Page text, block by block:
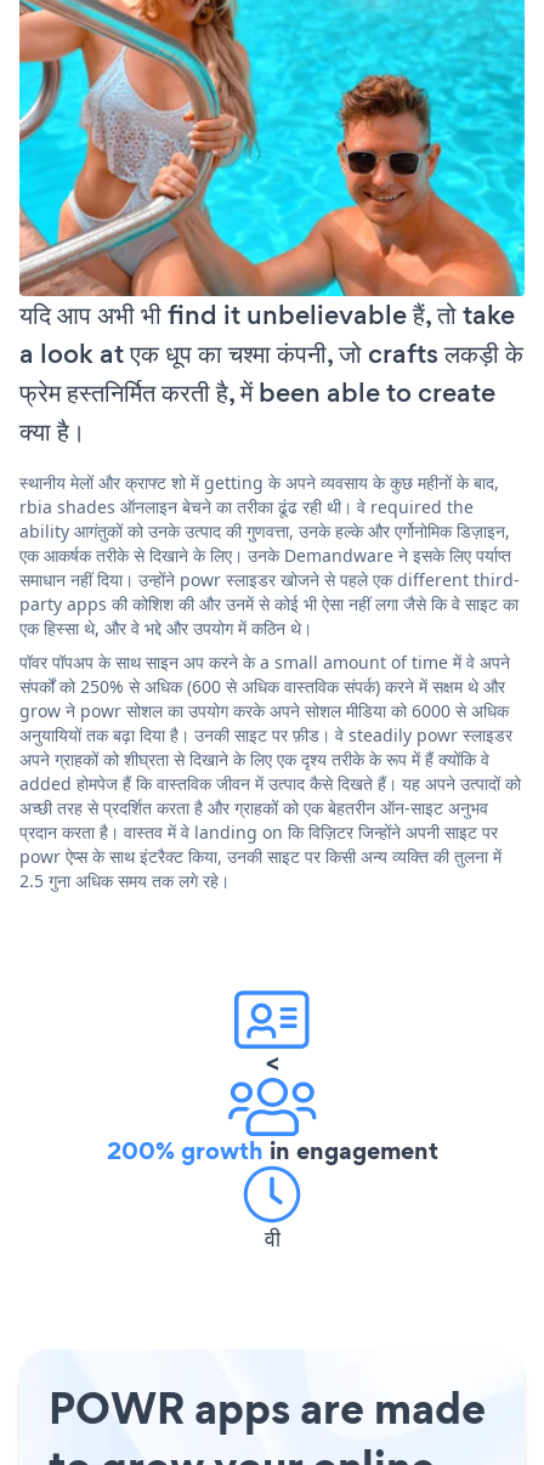
यदि आप अभी भी find it unbelievable हैं, तो take
a look at एक धूप का चश्मा कंपनी, जो crafts लकड़ी के
फ्रेम हस्तनिर्मित करती है, में been able to create
क्या है।
स्थानीय मेलों और क्राफ्ट शो में getting के अपने व्यवसाय के कुछ महीनों के बाद,
rbia shades ऑनलाइन बेचने का तरीका ढूंढ रही थी। वे required the
ability आगंतुकों को उनके उत्पाद की गुणवत्ता, उनके हल्के और एर्गोनोमिक डिज़ाइन,
एक आकर्षक तरीके से दिखाने के लिए। उनके Demandware ने इसके लिए पर्याप्त
समाधान नहीं दिया। उन्होंने powr स्लाइडर खोजने से पहले एक different third-
party apps की कोशिश की और उनमें से कोई भी ऐसा नहीं लगा जैसे कि वे साइट का
एक हिस्सा थे, और वे भद्दे और उपयोग में कठिन थे।
पॉवर पॉपअप के साथ साइन अप करने के a small amount of time में वे अपने
संपर्कों को 250% से अधिक (600 से अधिक वास्तविक संपर्क) करने में सक्षम थे और
grow ने powr सोशल का उपयोग करके अपने सोशल मीडिया को 6000 से अधिक
अनुयायियों तक बढ़ा दिया है। उनकी साइट पर फ़ीड। वे steadily powr स्लाइडर
अपने ग्राहकों को शीघ्रता से दिखाने के लिए एक दृश्य तरीके के रूप में हैं क्योंकि वे
added होमपेज हैं कि वास्तविक जीवन में उत्पाद कैसे दिखते हैं। यह अपने उत्पादों को
अच्छी तरह से प्रदर्शित करता है और ग्राहकों को एक बेहतरीन ऑन-साइट अनुभव
प्रदान करता है। वास्तव में वे landing on कि विज़िटर जिन्होंने अपनी साइट पर
powr ऐप्स के साथ इंटरैक्ट किया, उनकी साइट पर किसी अन्य व्यक्ति की तुलना में
2.5 गुना अधिक समय तक लगे रहे।
<
200% growth in engagement
वी
POWR apps are made